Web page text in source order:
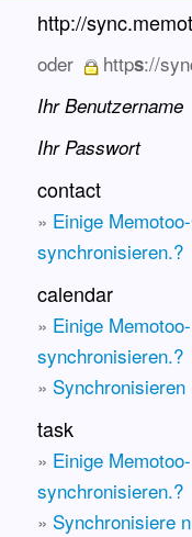
http://
oder https://
Ihr Benutzername
Ihr Passwort
contact
» Einige
synchronisieren.?
calendar
» Einige
synchronisieren.?
»
task
» Einige
synchronisieren.?
» Synchronisiere